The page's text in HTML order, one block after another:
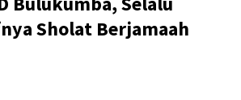
Sholat Berjamaah